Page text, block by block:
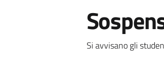
Si avvisano gli